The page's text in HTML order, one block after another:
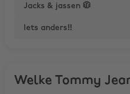
Jacks & jassen 🧥
Iets anders‼️
Welke Tommy